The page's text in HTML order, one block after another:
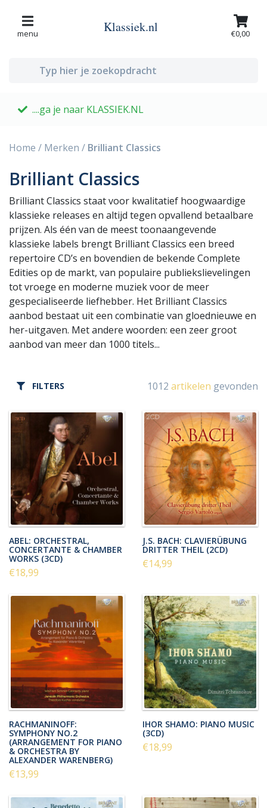
menu Klassiek.nl €0,00
....ga je naar KLASSIEK.NL
Home / Merken / Brilliant Classics
Brilliant Classics
Brilliant Classics staat voor kwalitatief hoogwaardige
klassieke releases en altijd tegen opvallend betaalbare
prijzen. Als één van de meest toonaangevende
klassieke labels brengt Brilliant Classics een breed
repertoire CD’s en bovendien de bekende Complete
Edities op de markt, van populaire publiekslievelingen
tot vroege en moderne muziek voor de meer
gespecialiseerde liefhebber. Het Brilliant Classics
aanbod bestaat uit een combinatie van gloednieuwe en
her-uitgaven. Met andere woorden: een zeer groot
aanbod van meer dan 1000 titels...
FILTERS 1012 artikelen gevonden
ABEL: ORCHESTRAL,
CONCERTANTE & CHAMBER
WORKS (3CD)
€18,99
J.S. BACH: CLAVIERÜBUNG
DRITTER THEIL (2CD)
€14,99
RACHMANINOFF:
SYMPHONY NO.2
(ARRANGEMENT FOR PIANO
& ORCHESTRA BY
ALEXANDER WARENBERG)
€13,99
IHOR SHAMO: PIANO MUSIC
(3CD)
€18,99